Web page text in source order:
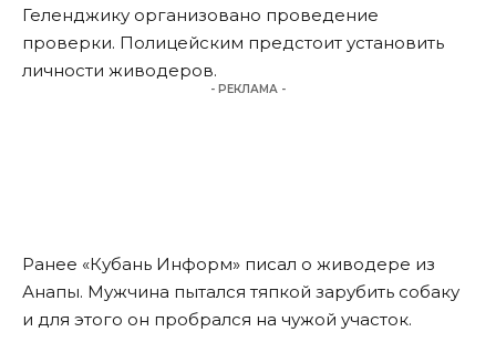
Геленджику организовано проведение
проверки. Полицейским предстоит установить
личности живодеров.
- РЕКЛАМА -
Ранее «Кубань Информ» писал о живодере из
Анапы. Мужчина пытался тяпкой зарубить собаку
и для этого он пробрался на чужой участок.